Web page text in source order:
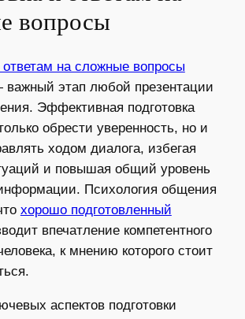
вопросы
ответам на сложные вопросы
этап любой презентации
Эффективная подготовка
обрести уверенность, но и
ходом диалога, избегая
и повышая общий уровень
Психология общения
хорошо подготовленный
впечатление компетентного
к мнению которого стоит
аспектов подготовки